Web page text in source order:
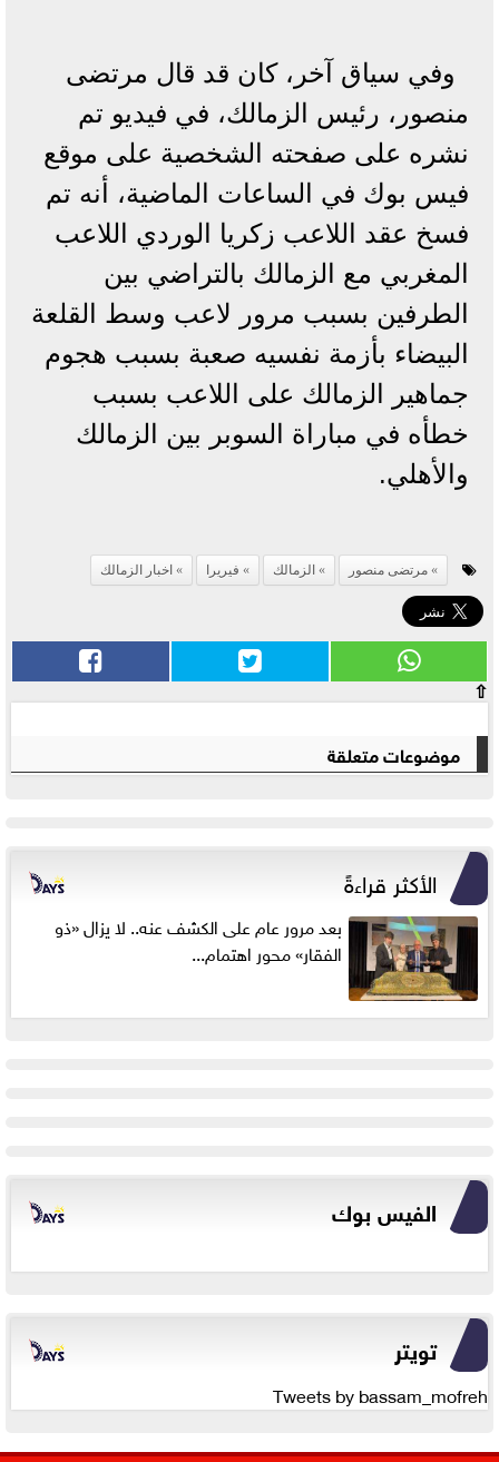
وفي سياق آخر، كان قد قال مرتضى
منصور، رئيس الزمالك، في فيديو تم
نشره على صفحته الشخصية على موقع
فيس بوك في الساعات الماضية، أنه تم
فسخ عقد اللاعب زكريا الوردي اللاعب
المغربي مع الزمالك بالتراضي بين
الطرفين بسبب مرور لاعب وسط القلعة
البيضاء بأزمة نفسيه صعبة بسبب هجوم
جماهير الزمالك على اللاعب بسبب
خطأه في مباراة السوبر بين الزمالك
والأهلي.
مرتضى منصور الزمالك فيريرا اخبار الزمالك
⇧
موضوعات متعلقة
الأكثر قراءةً
بعد مرور عام على الكشف عنه.. لا يزال «ذو
الفقار» محور اهتمام...
الفيس بوك
تويتر
Tweets by bassam_mofreh